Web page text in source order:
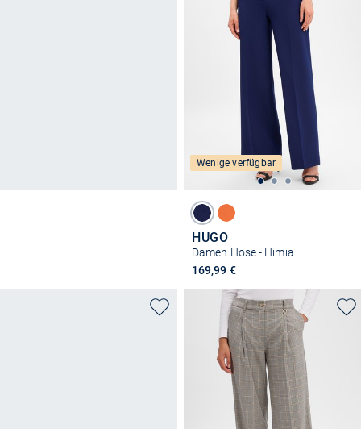
Wenige verfügbar
HUGO
Damen Hose - Himia
169,99 €